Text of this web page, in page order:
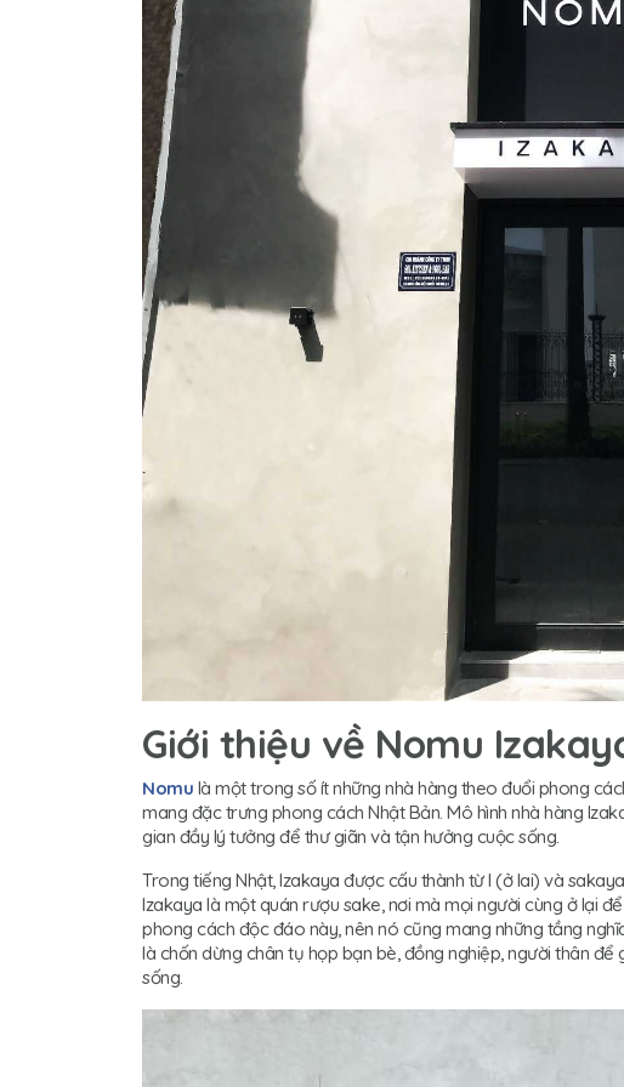
Giới thiệu về Nomu
Nomu là một trong số ít những nhà hàng theo đuổi phong
mang đặc trưng phong cách Nhật Bản. Mô hình nhà hàng
gian đầy lý tưởng để thư giãn và tận hưởng cuộc sống.
Trong tiếng Nhật, Izakaya được cấu thành từ I (ở lai) và
Izakaya là một quán rượu sake, nơi mà mọi người cùng ở lại
phong cách độc đáo này, nên nó cũng mang những tầng
là chốn dừng chân tụ họp bạn bè, đồng nghiệp, người thân
sống.